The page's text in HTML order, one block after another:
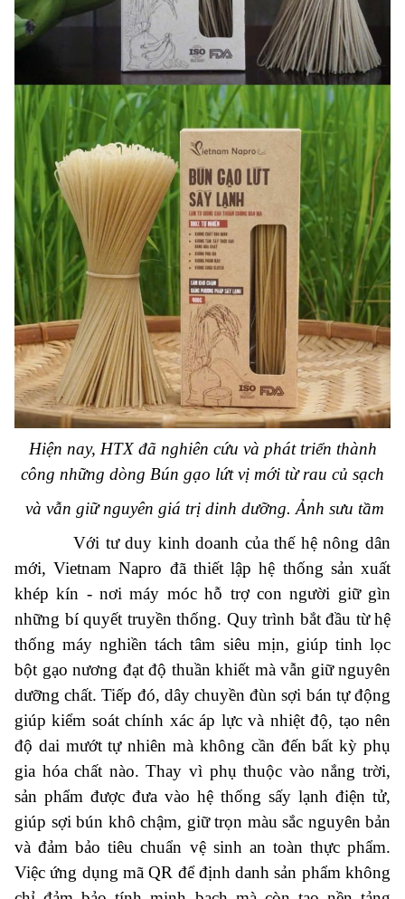
Hiện nay, HTX đã nghiên cứu và phát triển thành
công những dòng Bún gạo lứt vị mới từ rau củ sạch
và vẫn giữ nguyên giá trị dinh dưỡng.Ảnh sưu tầm
Với tư duy kinh doanh của thế hệ nông dân
mới, Vietnam Napro đã thiết lập hệ thống sản xuất
khép kín - nơi máy móc hỗ trợ con người giữ gìn
những bí quyết truyền thống. Quy trình bắt đầu từ hệ
thống máy nghiền tách tâm siêu mịn, giúp tinh lọc
bột gạo nương đạt độ thuần khiết mà vẫn giữ nguyên
dưỡng chất. Tiếp đó, dây chuyền đùn sợi bán tự động
giúp kiểm soát chính xác áp lực và nhiệt độ, tạo nên
độ dai mướt tự nhiên mà không cần đến bất kỳ phụ
gia hóa chất nào. Thay vì phụ thuộc vào nắng trời,
sản phẩm được đưa vào hệ thống sấy lạnh điện tử,
giúp sợi bún khô chậm, giữ trọn màu sắc nguyên bản
và đảm bảo tiêu chuẩn vệ sinh an toàn thực phẩm.
Việc ứng dụng mã QR để định danh sản phẩm không